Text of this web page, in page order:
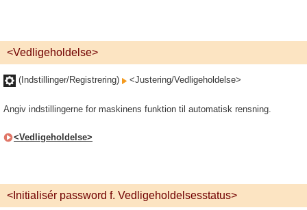
<Vedligeholdelse>
(Indstillinger/Registrering) <Justering/Vedligeholdelse>
Angiv indstillingerne for maskinens funktion til automatisk rensning.
<Vedligeholdelse>
<Initialisér password f. Vedligeholdelsesstatus>